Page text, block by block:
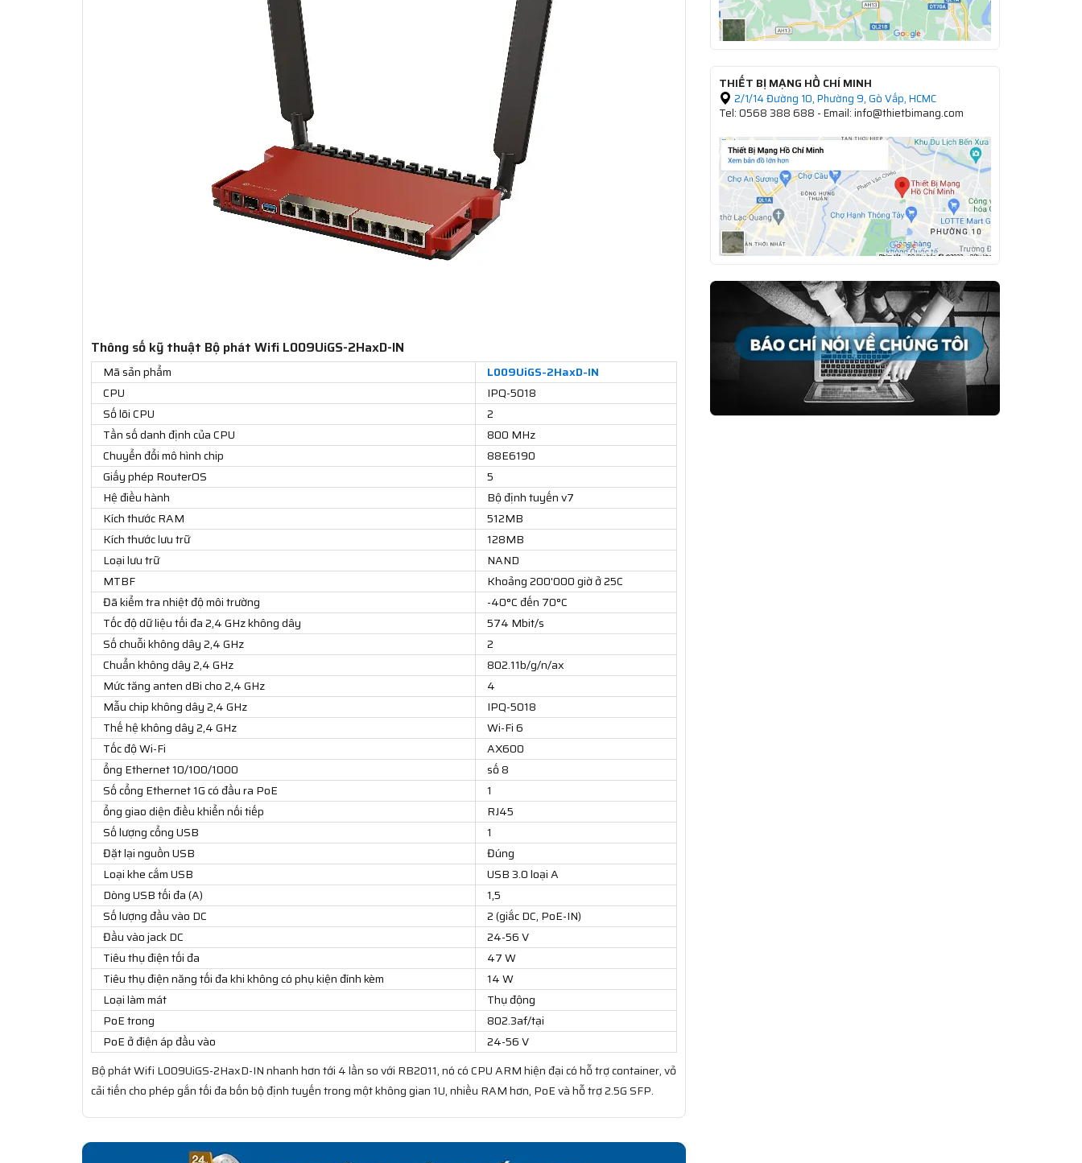
Thông số kỹ thuật Bộ phát Wifi L009UiGS-2HaxD-IN
Mã sản phẩm
L009UiGS-2HaxD-IN
CPU
IPQ-5018
Số lõi CPU
2
Tần số danh định của CPU
800 MHz
Chuyển đổi mô hình chip
88E6190
Giấy phép RouterOS
5
Hệ điều hành
Bộ định tuyến v7
Kích thước RAM
512MB
Kích thước lưu trữ
128MB
Loại lưu trữ
NAND
MTBF
Khoảng 200'000 giờ ở 25C
Đã kiểm tra nhiệt độ môi trường
-40°C đến 70°C
Tốc độ dữ liệu tối đa 2,4 GHz không dây
574 Mbit/s
Số chuỗi không dây 2,4 GHz
2
Chuẩn không dây 2,4 GHz
802.11b/g/n/ax
Mức tăng anten dBi cho 2,4 GHz
4
Mẫu chip không dây 2,4 GHz
IPQ-5018
Thế hệ không dây 2,4 GHz
Wi-Fi 6
Tốc độ Wi-Fi
AX600
ổng Ethernet 10/100/1000
số 8
Số cổng Ethernet 1G có đầu ra PoE
1
ổng giao diện điều khiển nối tiếp
RJ45
Số lượng cổng USB
1
Đặt lại nguồn USB
Đúng
Loại khe cắm USB
USB 3.0 loại A
Dòng USB tối đa (A)
1,5
Số lượng đầu vào DC
2 (giắc DC, PoE-IN)
Đầu vào jack DC
24-56 V
Tiêu thụ điện tối đa
47 W
Tiêu thụ điện năng tối đa khi không có phụ kiện đính kèm
14 W
Loại làm mát
Thụ động
PoE trong
802.3af/tại
PoE ở điện áp đầu vào
24-56 V
Bộ phát Wifi L009UiGS-2HaxD-IN nhanh hơn tới 4 lần so với RB2011, nó có CPU ARM hiện đại có hỗ trợ container, vỏ
cải tiến cho phép gắn tối đa bốn bộ định tuyến trong một không gian 1U, nhiều RAM hơn, PoE và hỗ trợ 2.5G SFP.
THIẾT BỊ MẠNG HỒ CHÍ MINH
2/1/14 Đường 10, Phường 9, Gò Vấp, HCMC
Tel: 0568 388 688 - Email: info@thietbimang.com